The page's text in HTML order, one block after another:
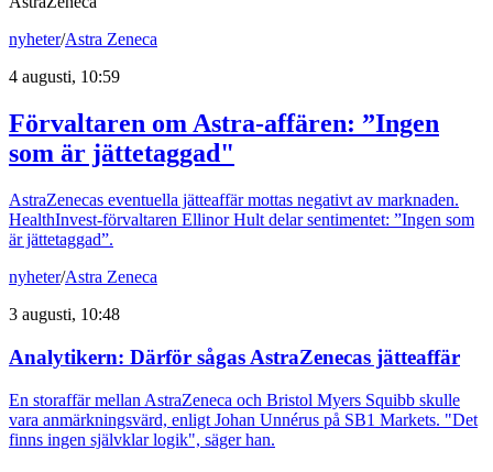
nyheter/Astra Zeneca
4 augusti, 10:59
Förvaltaren om Astra-affären: ”Ingen
som är jättetaggad"
AstraZenecas eventuella jätteaffär mottas negativt av marknaden.
HealthInvest-förvaltaren Ellinor Hult delar sentimentet: ”Ingen som
är jättetaggad”.
nyheter/Astra Zeneca
3 augusti, 10:48
Analytikern: Därför sågas AstraZenecas jätteaffär
En storaffär mellan AstraZeneca och Bristol Myers Squibb skulle
vara anmärkningsvärd, enligt Johan Unnérus på SB1 Markets. "Det
finns ingen självklar logik", säger han.